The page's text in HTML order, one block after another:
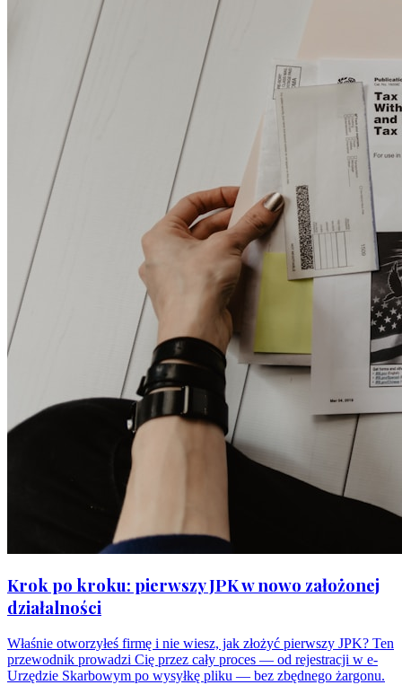
Krok po kroku: pierwszy JPK w nowo założonej
działalności
Właśnie otworzyłeś firmę i nie wiesz, jak złożyć pierwszy JPK? Ten
przewodnik prowadzi Cię przez cały proces — od rejestracji w e-
Urzędzie Skarbowym po wysyłkę pliku — bez zbędnego żargonu.